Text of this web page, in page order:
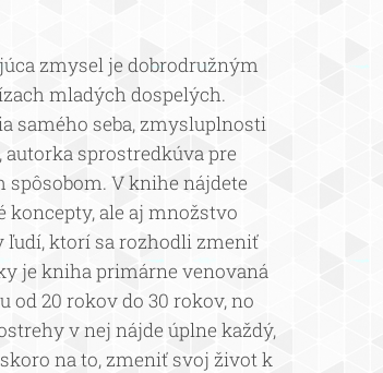
zmysel je dobrodružným
mladých dospelých.
samého seba, zmysluplnosti
sprostredkúva pre
V knihe nájdete
koncepty, ale aj množstvo
ľudí, ktorí sa rozhodli zmeniť
je kniha primárne venovaná
od 20 rokov do 30 rokov, no
v nej nájde úplne každý,
na to, zmeniť svoj život k